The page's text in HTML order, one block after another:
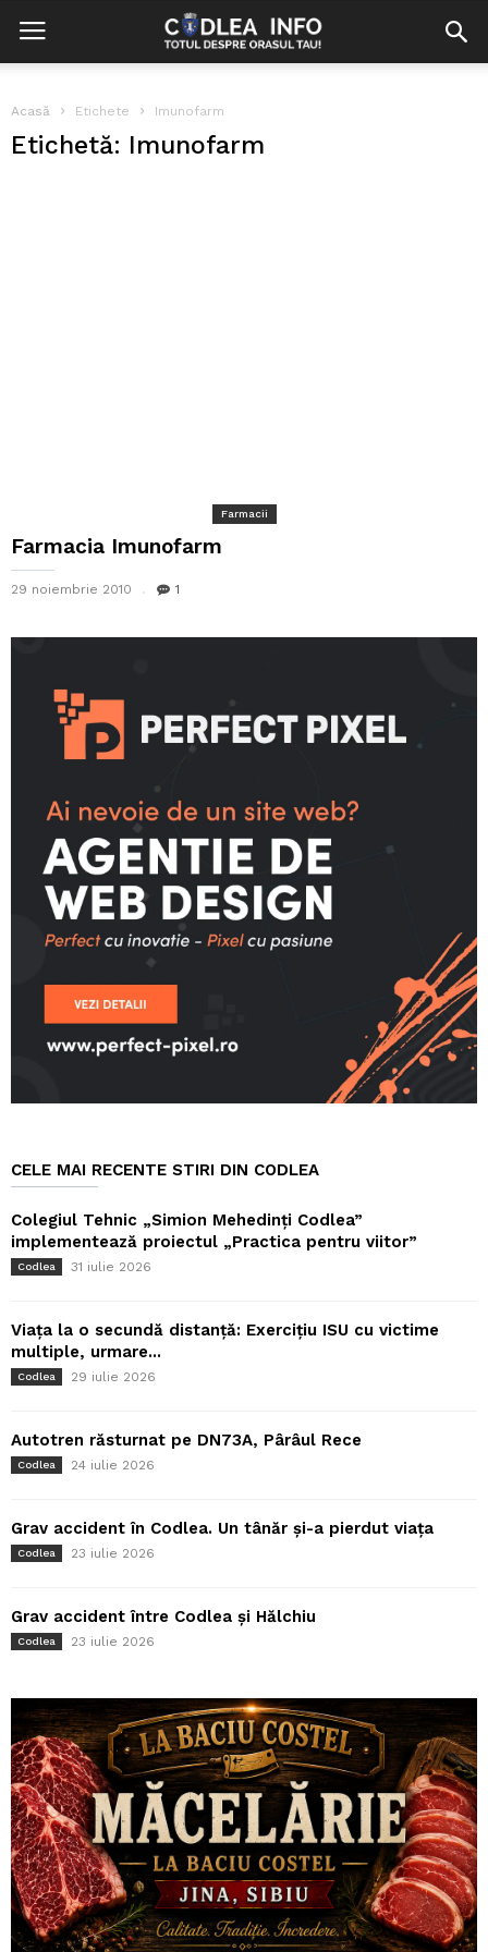
Acasă Etichete Imunofarm
Etichetă: Imunofarm
Farmacii
Farmacia Imunofarm
29 noiembrie 2010 1
CELE MAI RECENTE STIRI DIN CODLEA
Colegiul Tehnic „Simion Mehedinți Codlea”
implementează proiectul „Practica pentru viitor”
Codlea 31 iulie 2026
Viața la o secundă distanță: Exercițiu ISU cu victime
multiple, urmare...
Codlea 29 iulie 2026
Autotren răsturnat pe DN73A, Pârâul Rece
Codlea 24 iulie 2026
Grav accident în Codlea. Un tânăr și-a pierdut viața
Codlea 23 iulie 2026
Grav accident între Codlea și Hălchiu
Codlea 23 iulie 2026